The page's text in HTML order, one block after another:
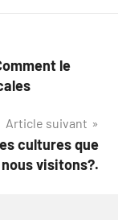
le
Article suivant
cultures que
nous visitons?.